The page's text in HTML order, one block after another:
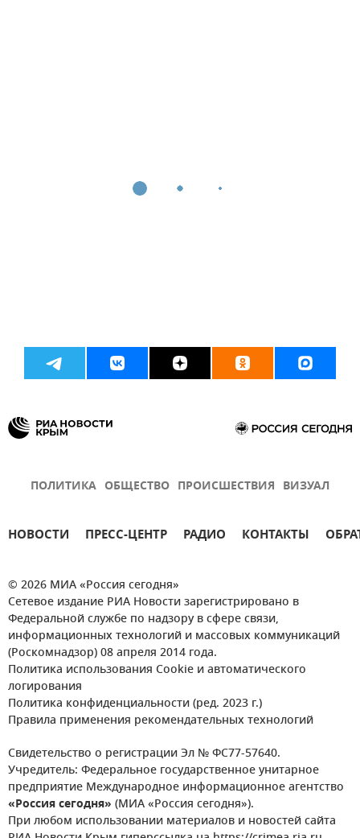
ПОЛИТИКА ОБЩЕСТВО ПРОИСШЕСТВИЯ ВИЗУАЛ
НОВОСТИ ПРЕСС-ЦЕНТР РАДИО КОНТАКТЫ
© 2026 МИА «Россия сегодня»
Сетевое издание РИА Новости зарегистрировано в
Федеральной службе по надзору в сфере связи,
информационных технологий и массовых коммуникаций
(Роскомнадзор) 08 апреля 2014 года.
Политика использования Cookie и автоматического
логирования
Политика конфиденциальности (ред. 2023 г.)
Правила применения рекомендательных технологий
Свидетельство о регистрации Эл № ФС77-57640.
Учредитель: Федеральное государственное унитарное
предприятие Международное информационное агентство
«Россия сегодня» (МИА «Россия сегодня»).
При любом использовании материалов и новостей сайта